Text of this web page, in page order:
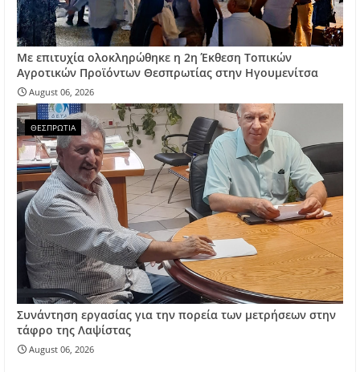
Με επιτυχία ολοκληρώθηκε η 2η Έκθεση Τοπικών
Αγροτικών Προϊόντων Θεσπρωτίας στην Ηγουμενίτσα
August 06, 2026
ΘΕΣΠΡΩΤΙΑ
Συνάντηση εργασίας για την πορεία των μετρήσεων στην
τάφρο της Λαψίστας
August 06, 2026